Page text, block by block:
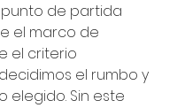
punto de partida
el marco de
el criterio
el rumbo y
elegido. Sin este